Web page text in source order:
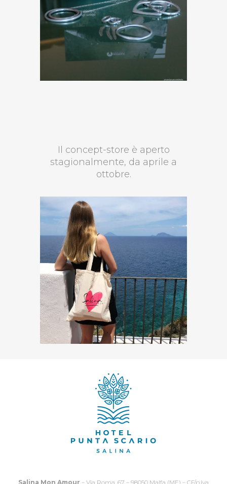
Il concept-store è aperto
stagionalmente, da aprile a
ottobre.
Salina Mon Amour – Via Roma, 67 – 98050 Malfa (ME) – CF/p.iva